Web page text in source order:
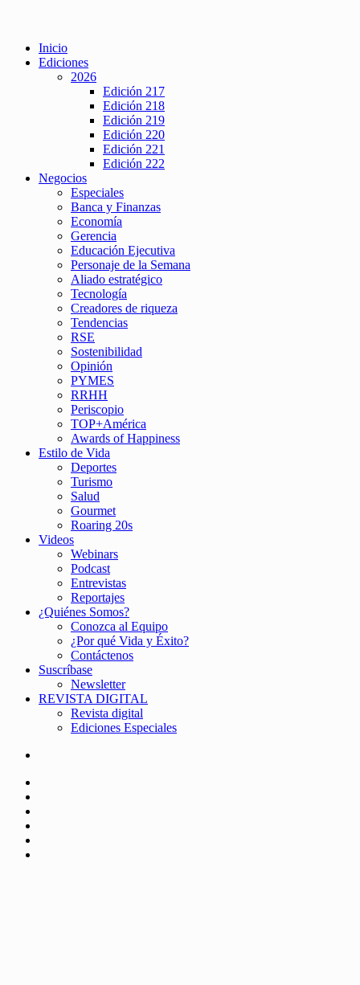
Inicio
Ediciones
2026
Edición 217
Edición 218
Edición 219
Edición 220
Edición 221
Edición 222
Negocios
Especiales
Banca y Finanzas
Economía
Gerencia
Educación Ejecutiva
Personaje de la Semana
Aliado estratégico
Tecnología
Creadores de riqueza
Tendencias
RSE
Sostenibilidad
Opinión
PYMES
RRHH
Periscopio
TOP+América
Awards of Happiness
Estilo de Vida
Deportes
Turismo
Salud
Gourmet
Roaring 20s
Videos
Webinars
Podcast
Entrevistas
Reportajes
¿Quiénes Somos?
Conozca al Equipo
¿Por qué Vida y Éxito?
Contáctenos
Suscríbase
Newsletter
REVISTA DIGITAL
Revista digital
Ediciones Especiales